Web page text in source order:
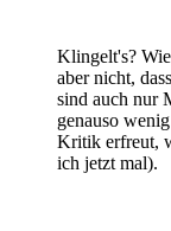
Klingelt's?
aber nicht,
sind auch nur
genauso
Kritik erfreut,
ich jetzt mal).